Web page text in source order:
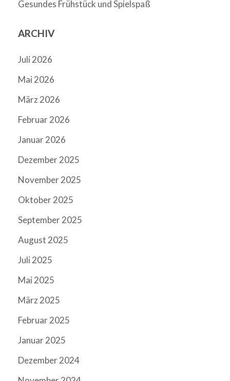
Gesundes Frühstück und Spielspaß
ARCHIV
Juli 2026
Mai 2026
März 2026
Februar 2026
Januar 2026
Dezember 2025
November 2025
Oktober 2025
September 2025
August 2025
Juli 2025
Mai 2025
März 2025
Februar 2025
Januar 2025
Dezember 2024